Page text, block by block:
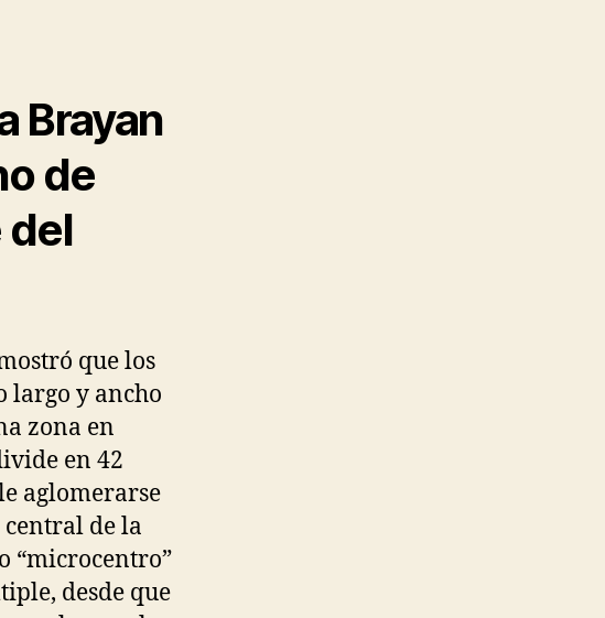
Brayan
de
del
que los
largo y ancho
zona en
en 42
aglomerarse
central de la
“microcentro”
desde que